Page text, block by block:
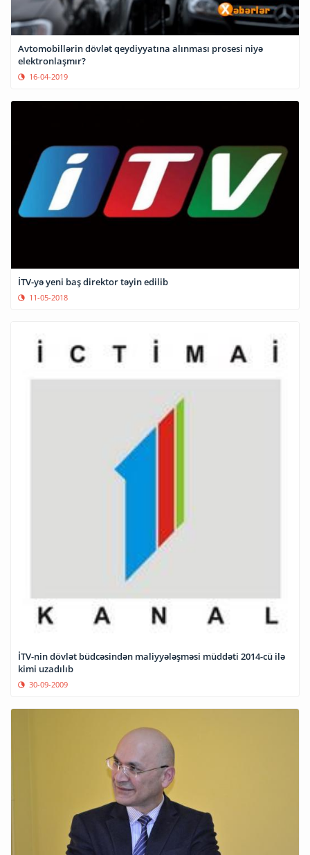
Avtomobillərin dövlət qeydiyyatına alınması prosesi niyə
elektronlaşmır?
16-04-2019
İTV-yə yeni baş direktor təyin edilib
11-05-2018
İTV-nin dövlət büdcəsindən maliyyələşməsi müddəti 2014-cü ilə
kimi uzadılıb
30-09-2009